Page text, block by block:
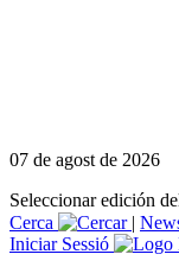
07 de agost de 2026
Seleccionar edición
Cerca
|
Iniciar Sessió